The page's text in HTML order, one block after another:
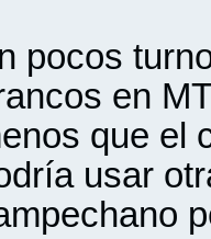
pocos
en
que el
usar